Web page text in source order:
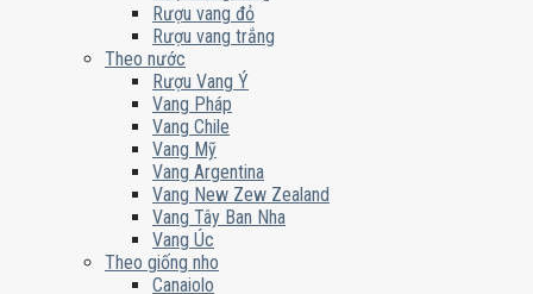
Rượu vang đỏ
Rượu vang trắng
Theo nước
Rượu Vang Ý
Vang Pháp
Vang Chile
Vang Mỹ
Vang Argentina
Vang New Zew Zealand
Vang Tây Ban Nha
Vang Úc
Theo giống nho
Canaiolo